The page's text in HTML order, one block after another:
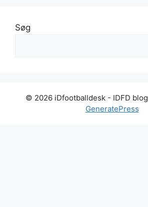
Søg
© 2026 iDfootballdesk - IDFD blog
GeneratePress